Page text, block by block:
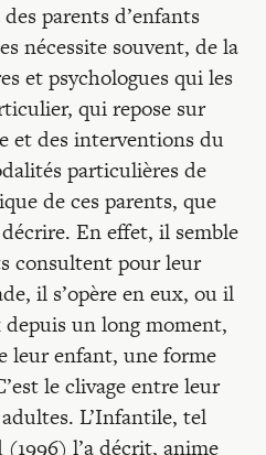
parents d’enfants
nécessite souvent, de la
et psychologues qui les
qui repose sur
et des interventions du
particulières de
de ces parents, que
En effet, il semble
consultent pour leur
il s’opère en eux, ou il
depuis un long moment,
leur enfant, une forme
le clivage entre leur
L’Infantile, tel
l’a décrit, anime